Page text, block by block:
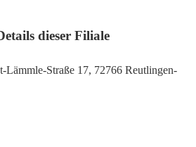
dieser Filiale
Straße 17, 72766 Reutlingen-